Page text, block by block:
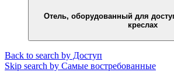
Отель, оборудованный для
креслах
Back to search by Доступ
Skip search by Самые востребованные